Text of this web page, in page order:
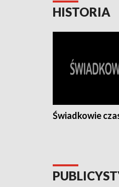
HISTORIA
Świadkowie